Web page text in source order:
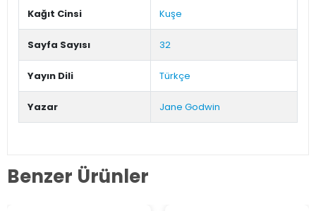
Kağıt Cinsi Kuşe
Sayfa Sayısı 32
Yayın Dili Türkçe
Yazar Jane Godwin
Benzer Ürünler